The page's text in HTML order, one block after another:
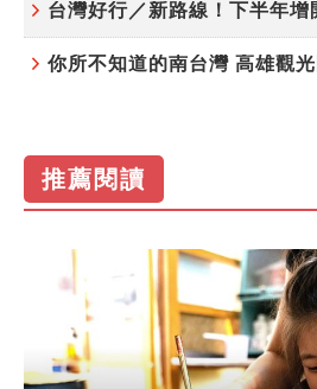
你所不知道的南台灣 高雄觀
推薦閱讀